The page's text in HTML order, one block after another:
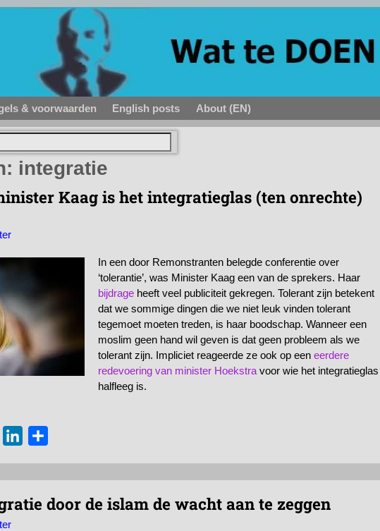
& voorwaarden English posts About (EN)
integratie
Kaag is het integratieglas (ten onrechte)
In een door Remonstranten belegde conferentie over
‘tolerantie’, was Minister Kaag een van de sprekers. Haar
bijdrageheeft veel publiciteit gekregen. Tolerant zijn betekent
dat we sommige dingen die we niet leuk vinden tolerant
tegemoet moeten treden, is haar boodschap. Wanneer een
moslim geen hand wil geven is dat geen probleem als we
tolerant zijn. Impliciet reageerde ze ook op een eerdere
redevoering van minister Hoekstravoor wie het integratieglas
halfleeg is.
b
e
e
n
door de islam de wacht aan te zeggen